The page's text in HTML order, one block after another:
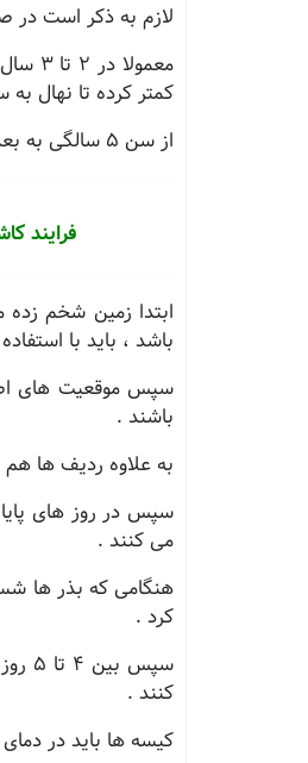
لازم به ذکر است
کمتر کرده تا نهال به سن 5 سالگی
از سن 5 سالگی به بعد ، نهال پسته را هر ماه یکبار آبیاری می کنند .
فرایند
ابتدا زمین شخم
باشد ، باید با
باشند .
به علاوه ردیف ها هم باید بین 6 تا 7 متر با
می کنند .
هنگامی که بذر ها
کرد .
کنند .
کیسه ها باید در دمای 20 تا 30 درجه سانتی گراد نگهداری شوند تا جوانه زنی شروع بشود .